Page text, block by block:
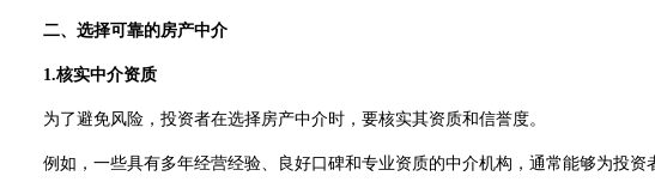
二、选择可靠的房产中介
1.核实中介资质
为了避免风险，投资者在选择房产中介时，要核实其资质和信誉度。
例如，一些具有多年经营经验、良好口碑和专业资质的中介机构，通常能够为投资